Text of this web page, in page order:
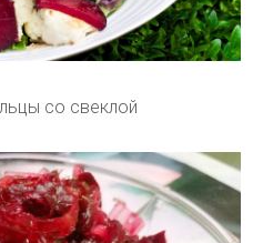
со свеклой